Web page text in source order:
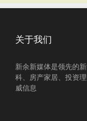
关于我们
新余新媒体是领先的
科、房产家居、投资
威信息